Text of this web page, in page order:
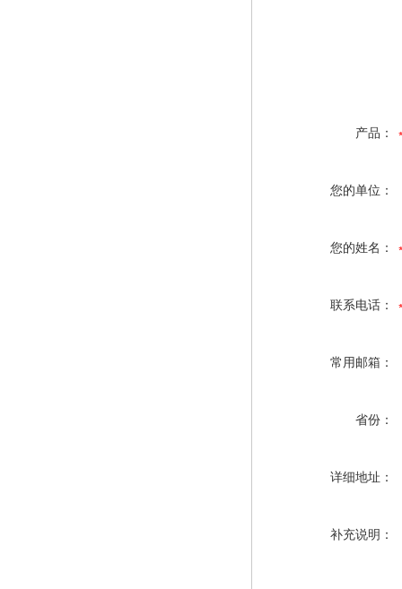
产品：
您的单位：
您的姓名：
联系电话：
常用邮箱：
省份：
详细地址：
补充说明：